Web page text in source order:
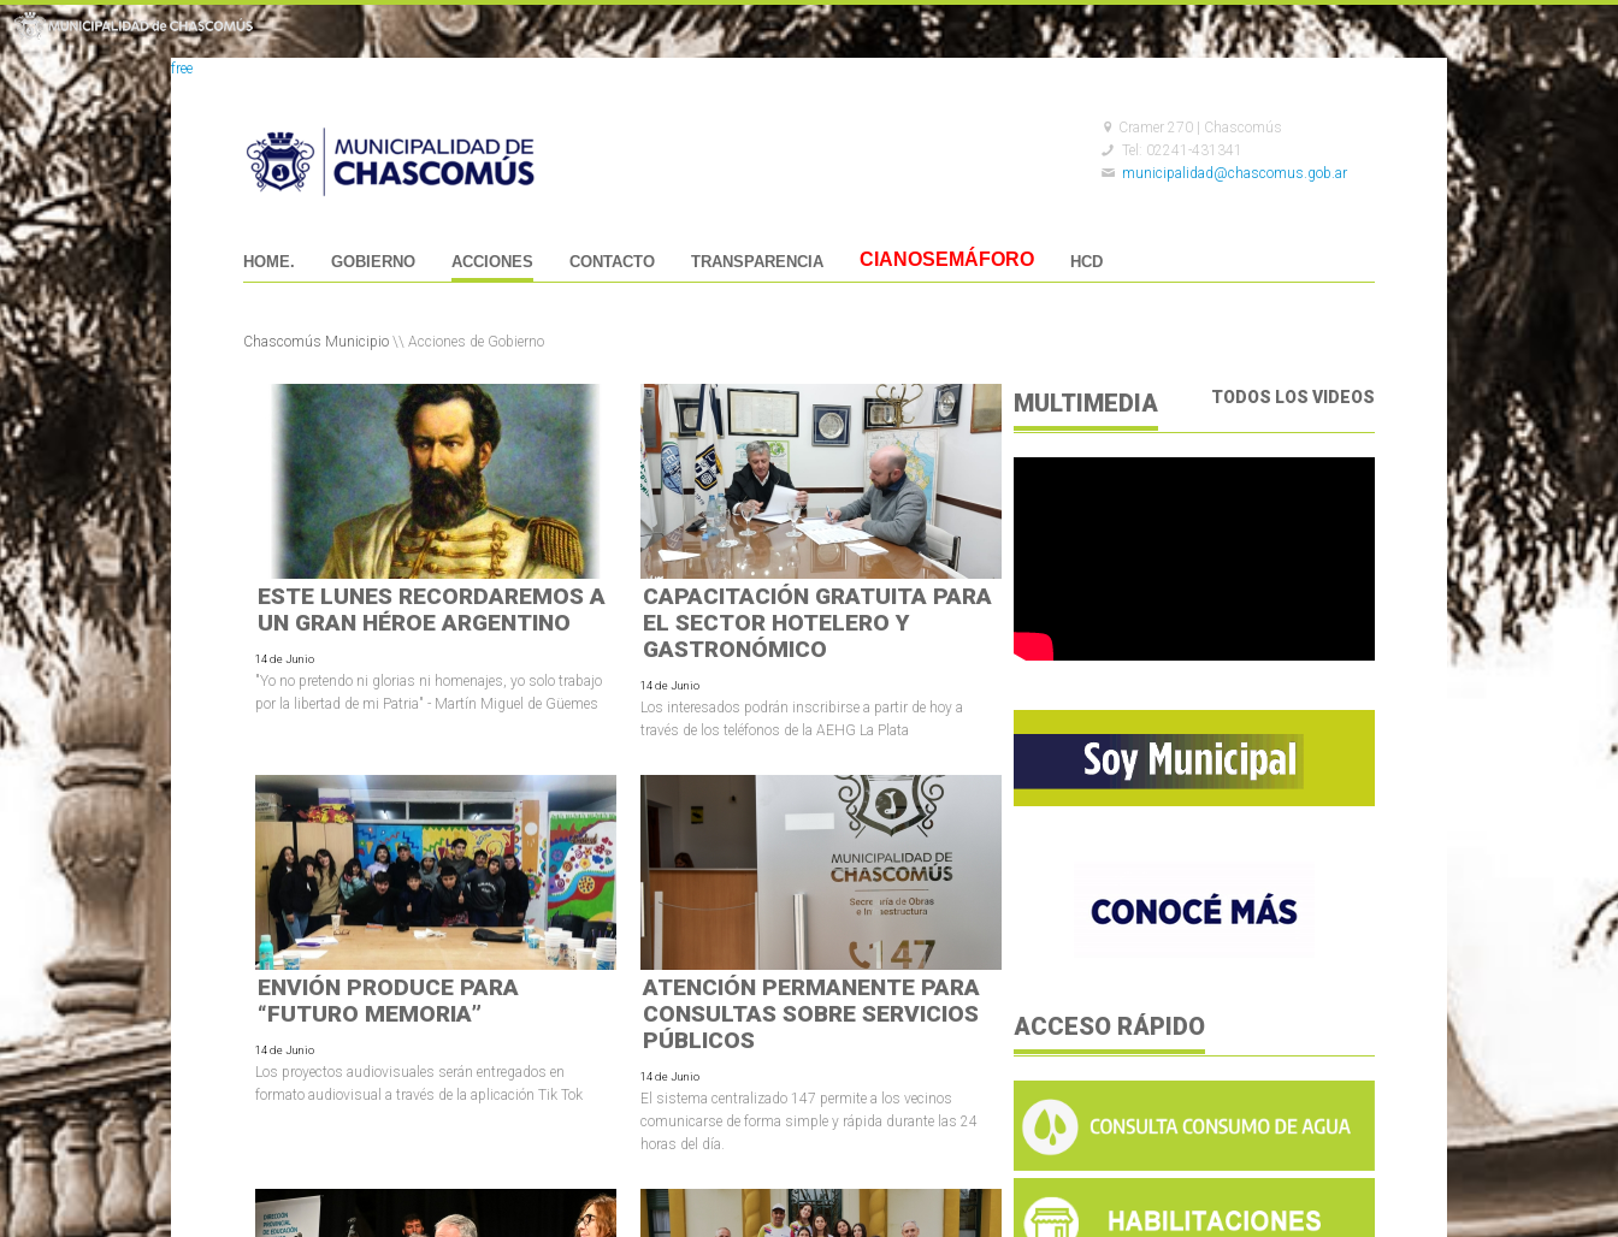
free
Cramer 270 | Chascomús
Tel: 02241-431341
municipalidad@chascomus.gob.ar
HOME. GOBIERNO ACCIONES CONTACTO TRANSPARENCIA CIANOSEMÁFORO HCD
Chascomús Municipio \\ Acciones de Gobierno
ESTE LUNES RECORDAREMOS A
UN GRAN HÉROE ARGENTINO
14 de Junio
"Yo no pretendo ni glorias ni homenajes, yo solo trabajo
por la libertad de mi Patria" - Martín Miguel de Güemes
CAPACITACIÓN GRATUITA PARA
EL SECTOR HOTELERO Y
GASTRONÓMICO
14 de Junio
Los interesados podrán inscribirse a partir de hoy a
través de los teléfonos de la AEHG La Plata
ENVIÓN PRODUCE PARA
“FUTURO MEMORIA”
14 de Junio
Los proyectos audiovisuales serán entregados en
formato audiovisual a través de la aplicación Tik Tok
ATENCIÓN PERMANENTE PARA
CONSULTAS SOBRE SERVICIOS
PÚBLICOS
14 de Junio
El sistema centralizado 147 permite a los vecinos
comunicarse de forma simple y rápida durante las 24
horas del día.
MULTIMEDIA TODOS LOS VIDEOS
ACCESO RÁPIDO